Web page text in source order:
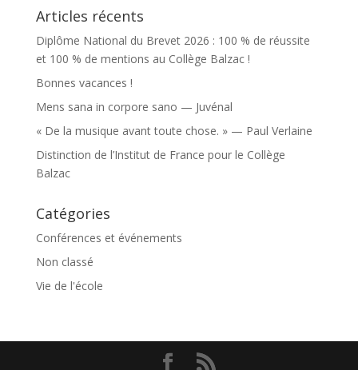
Articles récents
Diplôme National du Brevet 2026 : 100 % de réussite
et 100 % de mentions au Collège Balzac !
Bonnes vacances !
Mens sana in corpore sano — Juvénal
« De la musique avant toute chose. » — Paul Verlaine
Distinction de l’Institut de France pour le Collège
Balzac
Catégories
Conférences et événements
Non classé
Vie de l'école